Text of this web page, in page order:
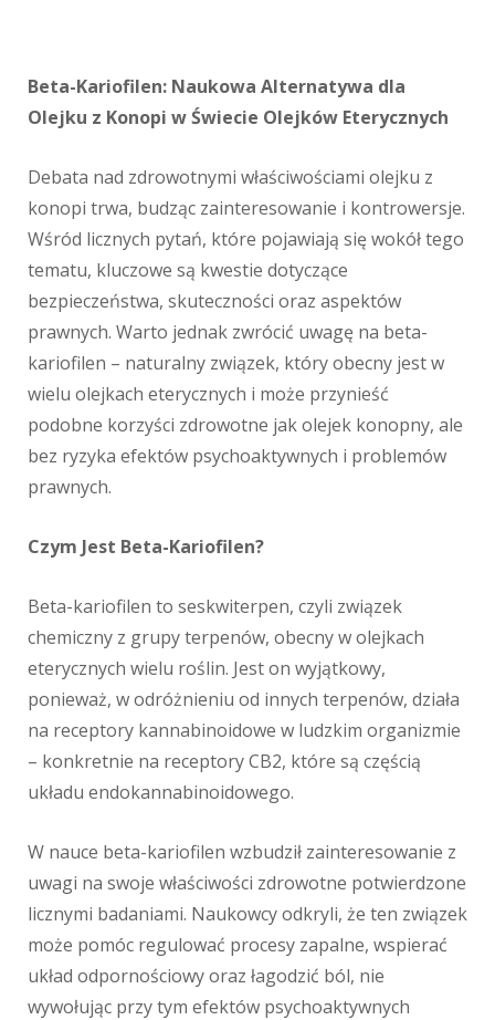
Beta-Kariofilen: Naukowa Alternatywa dla
Olejku z Konopi w Świecie Olejków Eterycznych
Debata nad zdrowotnymi właściwościami olejku z
konopi trwa, budząc zainteresowanie i kontrowersje.
Wśród licznych pytań, które pojawiają się wokół tego
tematu, kluczowe są kwestie dotyczące
bezpieczeństwa, skuteczności oraz aspektów
prawnych. Warto jednak zwrócić uwagę na beta-
kariofilen – naturalny związek, który obecny jest w
wielu olejkach eterycznych i może przynieść
podobne korzyści zdrowotne jak olejek konopny, ale
bez ryzyka efektów psychoaktywnych i problemów
prawnych.
Czym Jest Beta-Kariofilen?
Beta-kariofilen to seskwiterpen, czyli związek
chemiczny z grupy terpenów, obecny w olejkach
eterycznych wielu roślin. Jest on wyjątkowy,
ponieważ, w odróżnieniu od innych terpenów, działa
na receptory kannabinoidowe w ludzkim organizmie
– konkretnie na receptory CB2, które są częścią
układu endokannabinoidowego.
W nauce beta-kariofilen wzbudził zainteresowanie z
uwagi na swoje właściwości zdrowotne potwierdzone
licznymi badaniami. Naukowcy odkryli, że ten związek
może pomóc regulować procesy zapalne, wspierać
układ odpornościowy oraz łagodzić ból, nie
wywołując przy tym efektów psychoaktywnych